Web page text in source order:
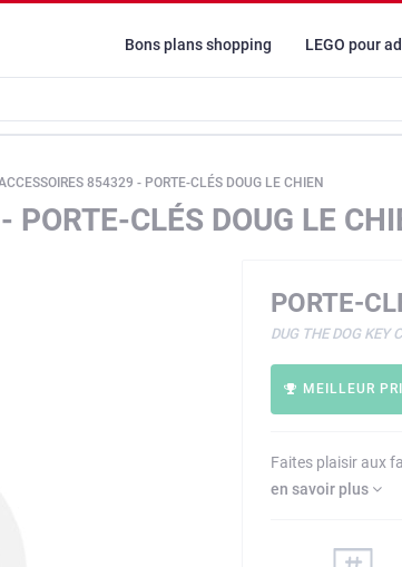
Bons plans shopping LEGO pour
854329 - PORTE-CLÉS DOUG LE CHIEN
CLÉS DOUG LE
PORTE-
DUG THE DOG KEY
MEILLEUR
Faites plaisir aux
en savoir plus